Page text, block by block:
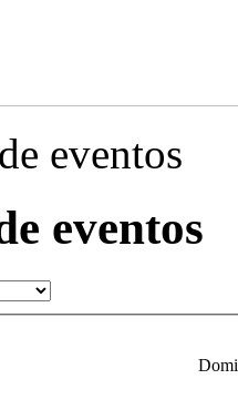
eventos
eventos